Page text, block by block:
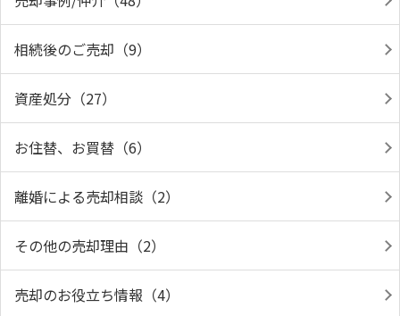
相続後のご売却（9）
資産処分（27）
お住替、お買替（6）
離婚による売却相談（2）
その他の売却理由（2）
売却のお役立ち情報（4）